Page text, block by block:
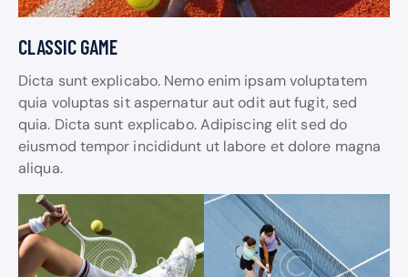
CLASSIC GAME
Dicta sunt explicabo. Nemo enim ipsam voluptatem
quia voluptas sit aspernatur aut odit aut fugit, sed
quia. Dicta sunt explicabo. Adipiscing elit sed do
eiusmod tempor incididunt ut labore et dolore magna
aliqua.